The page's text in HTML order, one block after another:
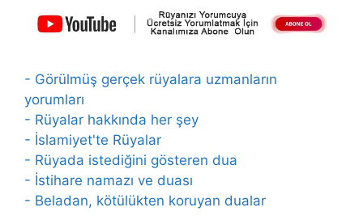
- Görülmüş gerçek rüyalara uzmanların
yorumları
- Rüyalar hakkında her şey
- İslamiyet'te Rüyalar
- Rüyada istediğini gösteren dua
- İstihare namazı ve duası
- Beladan, kötülükten koruyan dualar